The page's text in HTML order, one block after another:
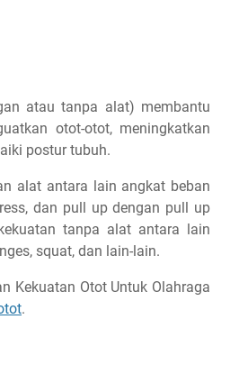
atau tanpa alat) membantu
otot-otot, meningkatkan
postur tubuh.
alat antara lain angkat beban
dan pull up dengan pull up
tanpa alat antara lain
squat, dan lain-lain.
Kekuatan Otot Untuk Olahraga
.